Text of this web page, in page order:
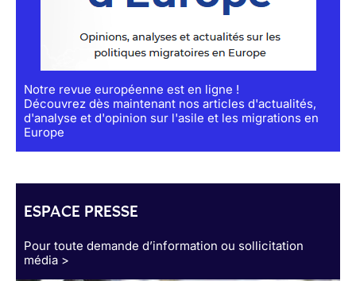
Notre revue européenne est en ligne !
Découvrez dès maintenant nos articles d'actualités,
d'analyse et d'opinion sur l'asile et les migrations en
Europe
ESPACE PRESSE
Pour toute demande d’information ou sollicitation
média >